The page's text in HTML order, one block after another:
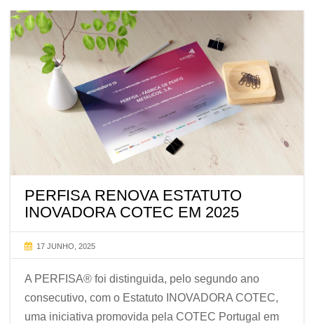
PERFISA RENOVA ESTATUTO
INOVADORA COTEC EM 2025
17 JUNHO, 2025
A PERFISA® foi distinguida, pelo segundo ano
consecutivo, com o Estatuto INOVADORA COTEC,
uma iniciativa promovida pela COTEC Portugal em